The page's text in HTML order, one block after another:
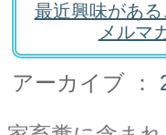
最近興味があ
メルマ
アーカイブ ：